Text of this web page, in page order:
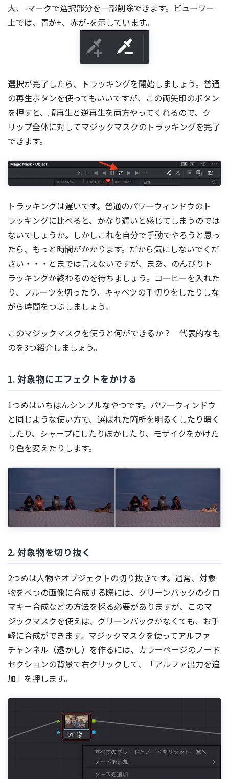
大、-マークで選択部分を一部削除できます。ビューワー
上では、青が+、赤が-を示しています。
選択が完了したら、トラッキングを開始しましょう。普通
の再生ボタンを使ってもいいですが、この両矢印のボタン
を押すと、順再生と逆再生を両方やってくれるので、ク
リップ全体に対してマジックマスクのトラッキングを完了
できます。
トラッキングは遅いです。普通のパワーウィンドウのト
ラッキングに比べると、かなり遅いと感じてしまうのでは
ないでしょうか。しかしこれを自分で手動でやろうと思っ
たら、もっと時間がかかります。だから気にしないでくだ
さい・・・とまでは言えないですが、まあ、のんびりト
ラッキングが終わるのを待ちましょう。コーヒーを入れた
り、フルーツを切ったり、キャベツの千切りをしたりしな
がら時間をつぶしましょう。
このマジックマスクを使うと何ができるか？ 代表的なも
のを3つ紹介しましょう。
1. 対象物にエフェクトをかける
1つめはいちばんシンプルなやつです。パワーウィンドウ
と同じような使い方で、選ばれた箇所を明るくしたり暗く
したり、シャープにしたりぼかしたり、モザイクをかけた
り色を変えたりします。
2. 対象物を切り抜く
2つめは人物やオブジェクトの切り抜きです。通常、対象
物をべつの画像に合成する際には、グリーンバックのクロ
マキー合成などの方法を採る必要がありますが、このマ
ジックマスクを使えば、グリーンバックがなくても、お手
軽に合成ができます。マジックマスクを使ってアルファ
チャンネル（透かし）を作るには、カラーページのノード
セクションの背景で右クリックして、「アルファ出力を追
加」を押します。